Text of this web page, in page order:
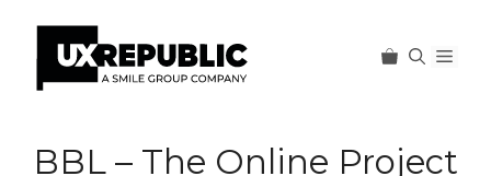
BBL – The Online Project